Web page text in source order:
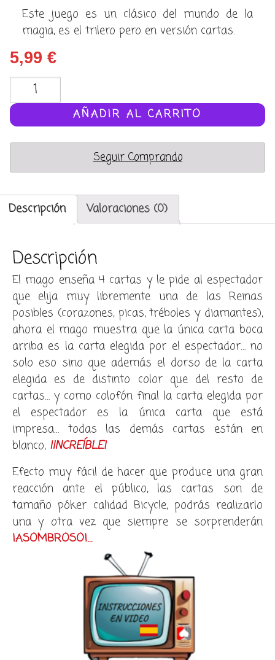
Este juego es un clásico del mundo de la
magia, es el trilero pero en versión cartas.
5,99 €
Súper
predicción
(super
prediction)
cantidad
AÑADIR AL CARRITO
Seguir Comprando
Descripción Valoraciones (0)
Descripción
El mago enseña 4 cartas y le pide al espectador
que elija muy libremente una de las Reinas
posibles (corazones, picas, tréboles y diamantes),
ahora el mago muestra que la única carta boca
arriba es la carta elegida por el espectador… no
solo eso sino que además el dorso de la carta
elegida es de distinto color que del resto de
cartas… y como colofón final la carta elegida por
el espectador es la única carta que está
impresa… todas las demás cartas están en
blanco, ¡INCREÍBLE!
Efecto muy fácil de hacer que produce una gran
reacción ante el público, las cartas son de
tamaño póker calidad Bicycle, podrás realizarlo
una y otra vez que siempre se sorprenderán
¡ASOMBROSO!…